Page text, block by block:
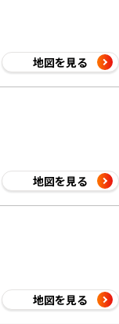
地図を見る
地図を見る
地図を見る